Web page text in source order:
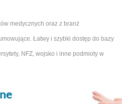
medycznych oraz z branż
Łatwy i szybki dostęp do bazy
NFZ, wojsko i inne podmioty w